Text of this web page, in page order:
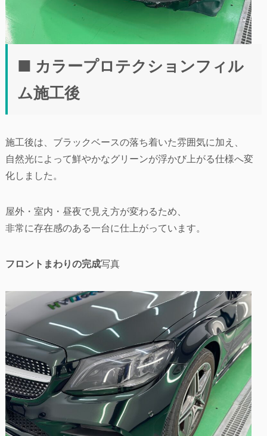
■ カラープロテクションフィル
ム施工後
施工後は、ブラックベースの落ち着いた雰囲気に加え、
自然光によって鮮やかなグリーンが浮かび上がる仕様へ変
化しました。
屋外・室内・昼夜で見え方が変わるため、
非常に存在感のある一台に仕上がっています。
フロントまわりの完成写真